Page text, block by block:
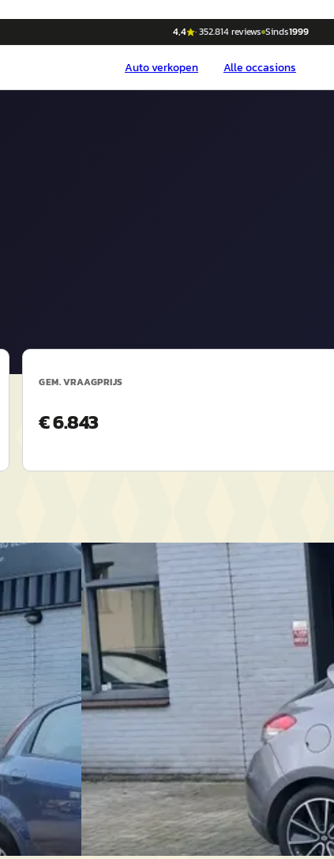
4,4 ·352.814reviews Sinds1999
Autoverkopen Alle occasions
GEM. VRAAGPRIJS
€ 6.843
183
Renault Mégane 2013
Coupé 1.2 tce Airco/Cruise!! 1.2 TCe Bose
€ 3.450
v.a. € 73/mnd
2013 · 161.189 km · Benzine · Handgeschakeld
Germa Auto's· Haaksbergen 4,0(183)
Bekijk aanbieding →
Vergelijk